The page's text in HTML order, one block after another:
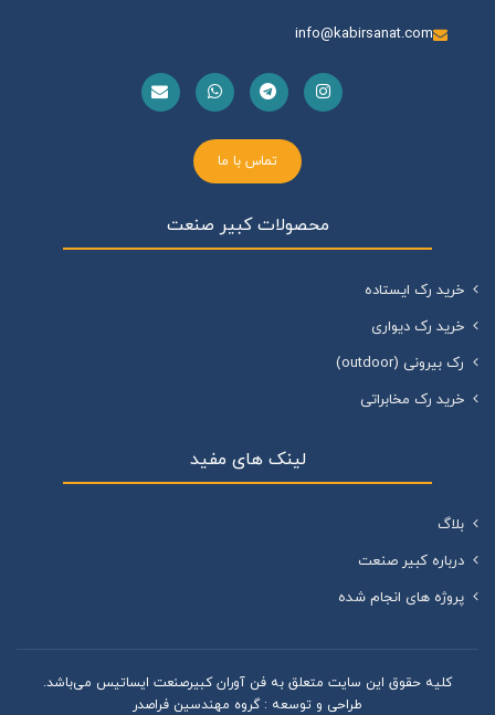
info@kabirsanat.com
تماس با ما
محصولات کبیر صنعت
خرید رک ایستاده
خرید رک دیواری
رک بیرونی (outdoor)
خرید رک مخابراتی
لینک های مفید
بلاگ
درباره کبیر صنعت
پروژه های انجام شده
کليه حقوق اين سايت متعلق به فن آوران کبیرصنعت ایساتیس می‌باشد.
طراحی و توسعه :گروه مهندسین فراصدر